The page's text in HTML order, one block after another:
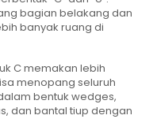
bagian belakang dan
banyak ruang di
C memakan lebih
menopang seluruh
bentuk wedges,
dan bantal tiup dengan